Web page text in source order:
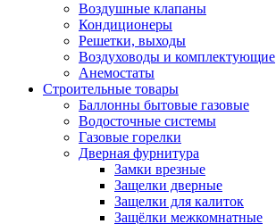
Воздушные клапаны
Кондиционеры
Решетки, выходы
Воздуховоды и комплектующие
Анемостаты
Строительные товары
Баллонны бытовые газовые
Водосточные системы
Газовые горелки
Дверная фурнитура
Замки врезные
Защелки дверные
Защелки для калиток
Защёлки межкомнатные